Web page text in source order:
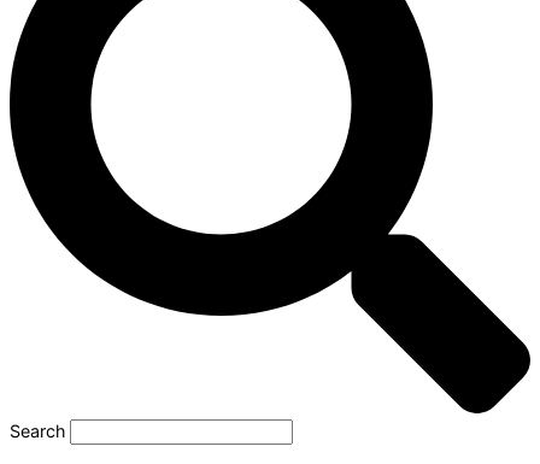
Search